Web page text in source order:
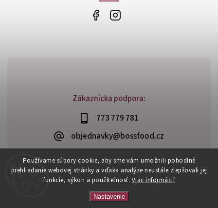
Používame súbory cookie, aby sme vám umožnili pohodlné
prehliadanie webovej stránky a vďaka analýze neustále zlepšovali jej
funkcie, výkon a použiteľnosť. Viac informácií
Nastavenie
Zákaznícka podpora:
773 779 781
objednavky@bossfood.cz
Copyright 2026BossFood.sk. Všetky práva vyhradené.
VytvořilShoptet| Design